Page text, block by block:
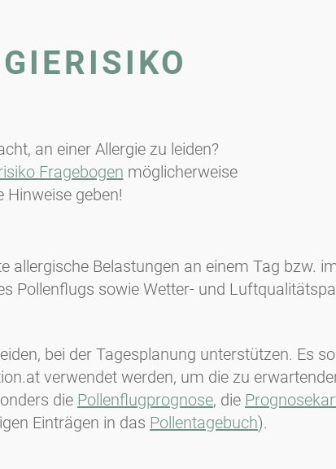
an einer Allergie zu leiden?
Fragebogen möglicherweise
Hinweise geben!
Belastungen an einem Tag bzw.
Pollenflugs sowie Wetter- und
bei der Tagesplanung unterstützen. Es
verwendet werden, um die zu
die Pollenflugprognose, die
Einträgen in das Pollentagebuch).